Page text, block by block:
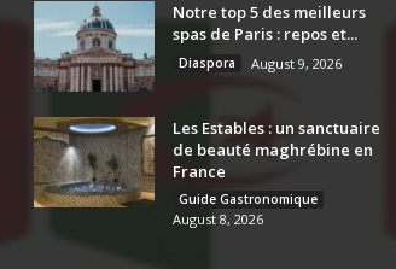
Notre top 5 des meilleurs
spas de Paris : repos et...
Diaspora August 9, 2026
Les Estables : un sanctuaire
de beauté maghrébine en
France
Guide Gastronomique
August 8, 2026